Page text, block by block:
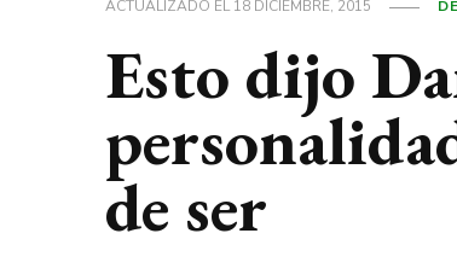
ACTUALIZADO EL18 DICIEMBRE, 2015
Esto dijo
de ser